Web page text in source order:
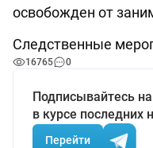
освобожден от
Следственные
16765 0
Подписывайтесь
в курсе последних
Перейти